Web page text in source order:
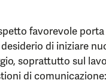
favorevole
di iniziare
soprattutto sul
di